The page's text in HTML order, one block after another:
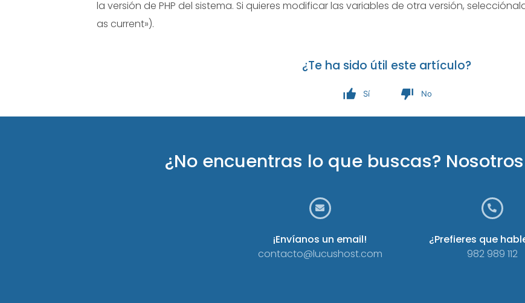
la versión de PHP del sistema. Si quieres modificar las variables de otra versión,
as current»).
¿Te ha sido útil este artículo?
Sí No
¿No encuentras lo que buscas?
¡Envíanos un email!
contacto@lucushost.com
¿Prefieres que
982 989 112